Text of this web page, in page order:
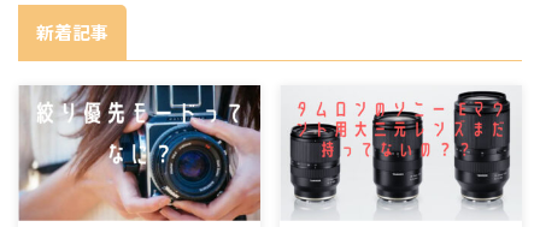
新着記事